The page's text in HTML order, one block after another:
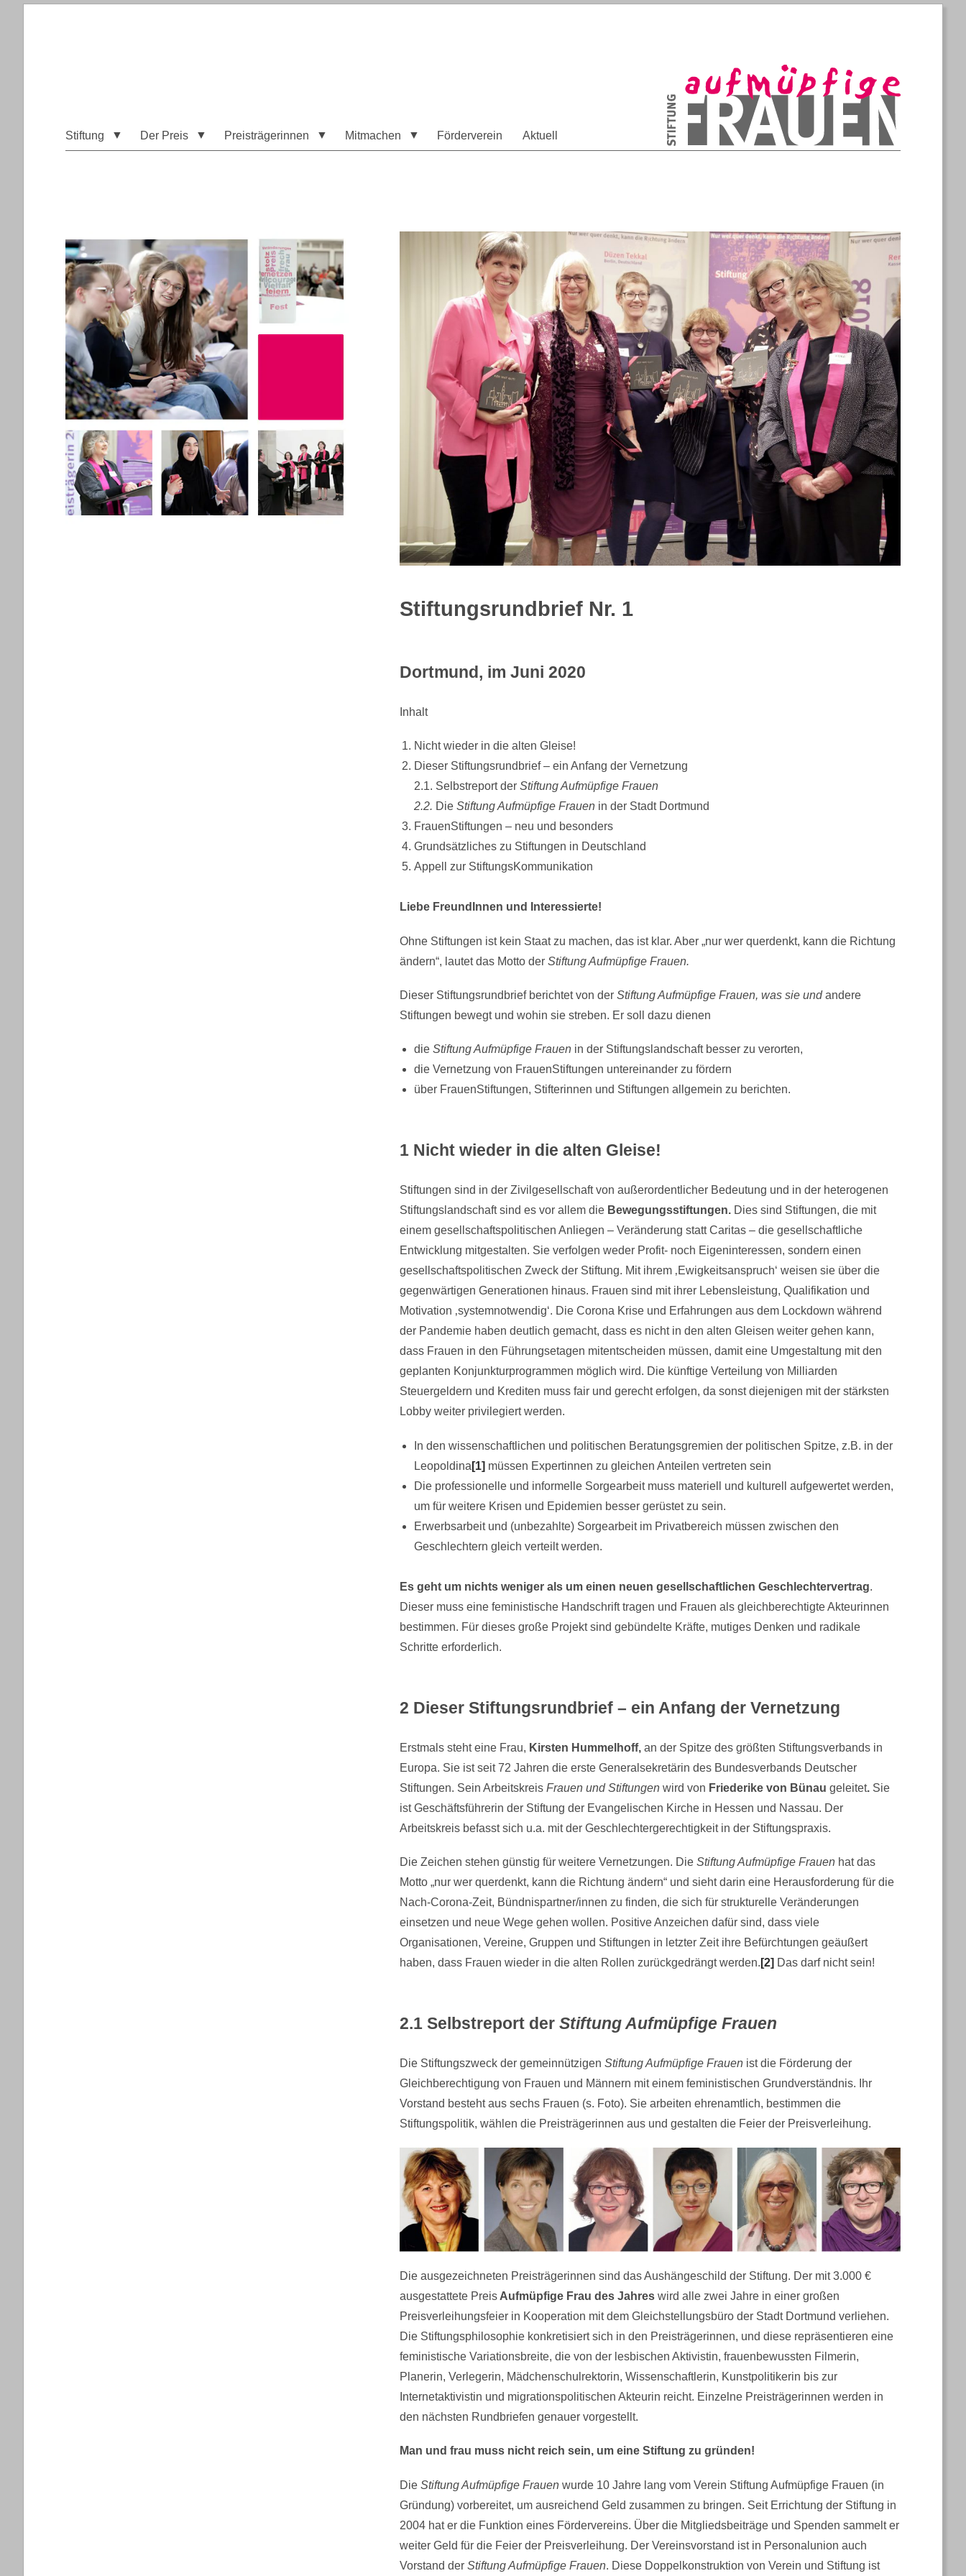
Stiftung Der Preis Preisträgerinnen Mitmachen Förderverein Aktuell
Stiftungsrundbrief Nr. 1
Dortmund, im Juni 2020
Inhalt
Nicht wieder in die alten Gleise!
Dieser Stiftungsrundbrief – ein Anfang der Vernetzung
2.1. Selbstreport der Stiftung Aufmüpfige Frauen
2.2. Die Stiftung Aufmüpfige Frauenin der Stadt Dortmund
FrauenStiftungen – neu und besonders
Grundsätzliches zu Stiftungen in Deutschland
Appell zur StiftungsKommunikation
Liebe FreundInnen und Interessierte!
Ohne Stiftungen ist kein Staat zu machen, das ist klar. Aber „nur wer querdenkt, kann die Richtung
ändern“, lautet das Motto der Stiftung Aufmüpfige Frauen.
Dieser Stiftungsrundbrief berichtet von der Stiftung Aufmüpfige Frauen, was sie undandere
Stiftungen bewegt und wohin sie streben. Er soll dazu dienen
die Stiftung Aufmüpfige Frauenin der Stiftungslandschaft besser zu verorten,
die Vernetzung von FrauenStiftungen untereinander zu fördern
über FrauenStiftungen, Stifterinnen und Stiftungen allgemein zu berichten.
1 Nicht wieder in die alten Gleise!
Stiftungen sind in der Zivilgesellschaft von außerordentlicher Bedeutung und in der heterogenen
Stiftungslandschaft sind es vor allem die Bewegungsstiftungen.Dies sind Stiftungen, die mit
einem gesellschaftspolitischen Anliegen – Veränderung statt Caritas – die gesellschaftliche
Entwicklung mitgestalten. Sie verfolgen weder Profit- noch Eigeninteressen, sondern einen
gesellschaftspolitischen Zweck der Stiftung. Mit ihrem ‚Ewigkeitsanspruch‘ weisen sie über die
gegenwärtigen Generationen hinaus. Frauen sind mit ihrer Lebensleistung, Qualifikation und
Motivation ‚systemnotwendig‘. Die Corona Krise und Erfahrungen aus dem Lockdown während
der Pandemie haben deutlich gemacht, dass es nicht in den alten Gleisen weiter gehen kann,
dass Frauen in den Führungsetagen mitentscheiden müssen, damit eine Umgestaltung mit den
geplanten Konjunkturprogrammen möglich wird. Die künftige Verteilung von Milliarden
Steuergeldern und Krediten muss fair und gerecht erfolgen, da sonst diejenigen mit der stärksten
Lobby weiter privilegiert werden.
In den wissenschaftlichen und politischen Beratungsgremien der politischen Spitze, z.B. in der
Leopoldina [1] müssen Expertinnen zu gleichen Anteilen vertreten sein
Die professionelle und informelle Sorgearbeit muss materiell und kulturell aufgewertet werden,
um für weitere Krisen und Epidemien besser gerüstet zu sein.
Erwerbsarbeit und (unbezahlte) Sorgearbeit im Privatbereich müssen zwischen den
Geschlechtern gleich verteilt werden.
Es geht um nichts weniger als um einen neuen gesellschaftlichen Geschlechtervertrag.
Dieser muss eine feministische Handschrift tragen und Frauen als gleichberechtigte Akteurinnen
bestimmen. Für dieses große Projekt sind gebündelte Kräfte, mutiges Denken und radikale
Schritte erforderlich.
2 Dieser Stiftungsrundbrief – ein Anfang der Vernetzung
Erstmals steht eine Frau, Kirsten Hummelhoff,an der Spitze des größten Stiftungsverbands in
Europa. Sie ist seit 72 Jahren die erste Generalsekretärin des Bundesverbands Deutscher
Stiftungen. Sein Arbeitskreis Frauen und Stiftungenwird von Friederike von Bünau geleitet. Sie
ist Geschäftsführerin der Stiftung der Evangelischen Kirche in Hessen und Nassau. Der
Arbeitskreis befasst sich u.a. mit der Geschlechtergerechtigkeit in der Stiftungspraxis.
Die Zeichen stehen günstig für weitere Vernetzungen. Die Stiftung Aufmüpfige Frauenhat das
Motto „nur wer querdenkt, kann die Richtung ändern“ und sieht darin eine Herausforderung für die
Nach-Corona-Zeit, Bündnispartner/innen zu finden, die sich für strukturelle Veränderungen
einsetzen und neue Wege gehen wollen. Positive Anzeichen dafür sind, dass viele
Organisationen, Vereine, Gruppen und Stiftungen in letzter Zeit ihre Befürchtungen geäußert
haben, dass Frauen wieder in die alten Rollen zurückgedrängt werden. [2] Das darf nicht sein!
2.1 Selbstreport derStiftung Aufmüpfige Frauen
Die Stiftungszweck der gemeinnützigen Stiftung Aufmüpfige Frauenist die Förderung der
Gleichberechtigung von Frauen und Männern mit einem feministischen Grundverständnis. Ihr
Vorstand besteht aus sechs Frauen (s. Foto). Sie arbeiten ehrenamtlich, bestimmen die
Stiftungspolitik, wählen die Preisträgerinnen aus und gestalten die Feier der Preisverleihung.
Die ausgezeichneten Preisträgerinnen sind das Aushängeschild der Stiftung. Der mit 3.000 €
ausgestattete PreisAufmüpfige Frau des Jahres wird alle zwei Jahre in einer großen
Preisverleihungsfeier in Kooperation mit dem Gleichstellungsbüro der Stadt Dortmund verliehen.
Die Stiftungsphilosophie konkretisiert sich in den Preisträgerinnen, und diese repräsentieren eine
feministische Variationsbreite, die von der lesbischen Aktivistin, frauenbewussten Filmerin,
Planerin, Verlegerin, Mädchenschulrektorin, Wissenschaftlerin, Kunstpolitikerin bis zur
Internetaktivistin und migrationspolitischen Akteurin reicht. Einzelne Preisträgerinnen werden in
den nächsten Rundbriefen genauer vorgestellt.
Man und frau muss nicht reich sein, um eine Stiftung zu gründen!
Die Stiftung Aufmüpfige Frauenwurde 10 Jahre lang vom Verein Stiftung Aufmüpfige Frauen (in
Gründung) vorbereitet, um ausreichend Geld zusammen zu bringen. Seit Errichtung der Stiftung in
2004 hat er die Funktion eines Fördervereins. Über die Mitgliedsbeiträge und Spenden sammelt er
weiter Geld für die Feier der Preisverleihung. Der Vereinsvorstand ist in Personalunion auch
Vorstand der Stiftung Aufmüpfige Frauen. Diese Doppelkonstruktion von Verein und Stiftung ist